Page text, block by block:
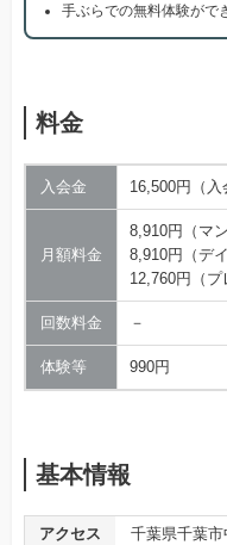
手ぶらでの無料体験がで
料金
入会金 16,500円（入
月額料金
8,910円（マ
8,910円（デ
12,760円（プ
回数料金 －
体験等 990円
基本情報
アクセス
千葉県千葉